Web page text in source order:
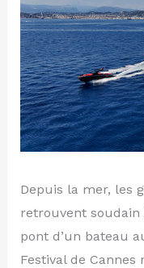
Depuis la mer, les
retrouvent
pont d’un bateau
Festival de